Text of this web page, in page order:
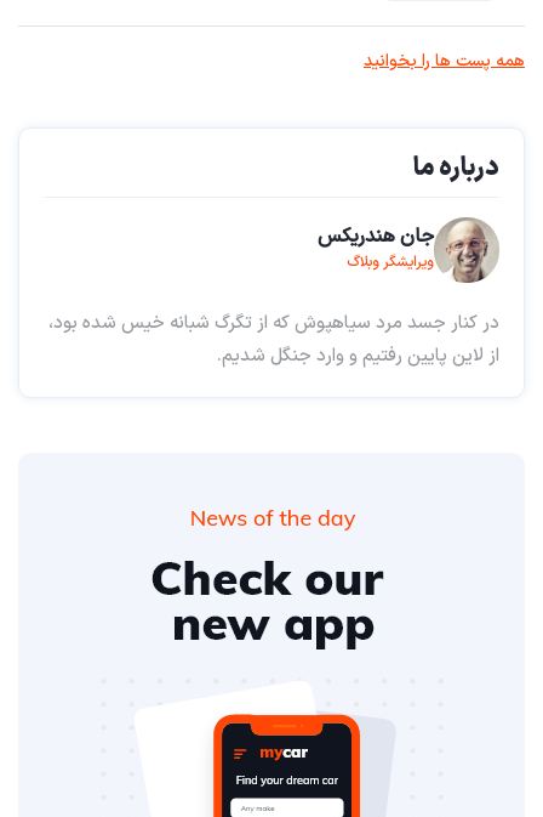
همه پست ها را بخوانید
درباره ما
جان هندریکس
ویرایشگر وبلاگ
در کنار جسد مرد سیاهپوش که از تگرگ شبانه خیس شده بود،
از لاین پایین رفتیم و وارد جنگل شدیم.